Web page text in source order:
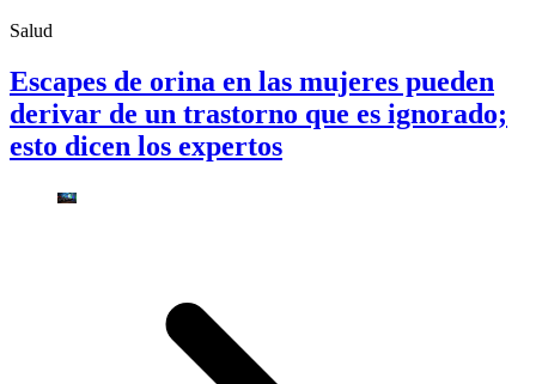
Salud
Escapes de orina en las mujeres pueden
derivar de un trastorno que es ignorado;
esto dicen los expertos